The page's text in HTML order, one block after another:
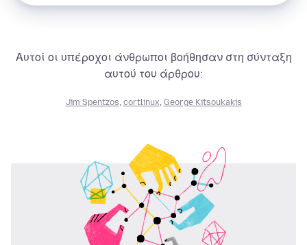
Αυτοί οι υπέροχοι άνθρωποι βοήθησαν στη σύνταξη
αυτού του άρθρου:
Jim Spentzos, cortlinux, George Kitsoukakis